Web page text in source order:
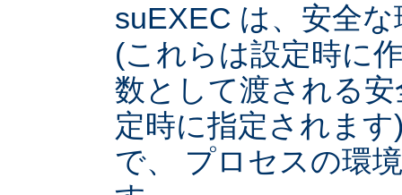
suEXEC は、安全
(これらは設定時に
数として渡される
定時に指定されま
で、 プロセスの環